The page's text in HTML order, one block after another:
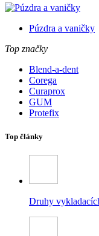
Púzdra a vaničky
Top značky
Blend-a-dent
Corega
Curaprox
GUM
Protefix
Top články
Druhy